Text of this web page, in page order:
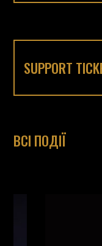
SUPPORT
ВСІ ПОДІЇ